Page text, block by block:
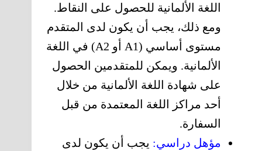
اللغة الألمانية للحصول على النقاط.
ومع ذلك، يجب أن يكون لدى المتقدم
مستوى أساسي (A1 أو A2) في اللغة
الألمانية. ويمكن للمتقدمين الحصول
على شهادة اللغة الألمانية من خلال
أحد مراكز اللغة المعتمدة من قبل
السفارة.
مؤهل دراسي: يجب أن يكون لدى